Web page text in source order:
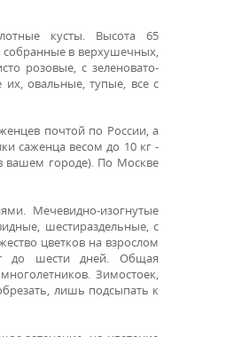
кусты. Высота 65
собранные в верхушечных,
розовые, с зеленовато-
овальные, тупые, все с
почтой по России, а
саженца весом до 10 кг -
вашем городе). По Москве
Мечевидно-изогнутые
шестираздельные, с
цветков на взрослом
до шести дней. Общая
Зимостоек,
лишь подсыпать к